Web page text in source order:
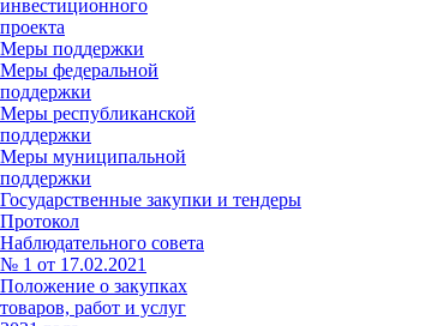
инвестиционного
проекта
Меры поддержки
Меры федеральной
поддержки
Меры республиканской
поддержки
Меры муниципальной
поддержки
Государственные закупки и тендеры
Протокол
Наблюдательного совета
№ 1 от 17.02.2021
Положение о закупках
товаров, работ и услуг